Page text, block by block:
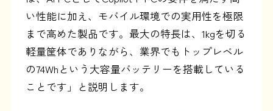
い性能に加え、モバイル環境での実用性を極限
まで高めた製品です。最大の特長は、1kgを切る
軽量筐体でありながら、業界でもトップレベル
の74Whという大容量バッテリーを搭載している
ことです」と説明します。